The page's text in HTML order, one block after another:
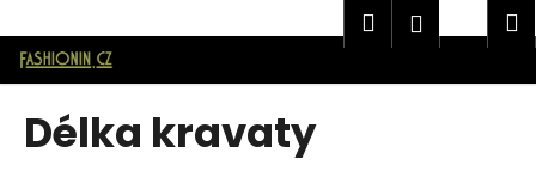
Značková pánská móda AVANTGARD v E-shopu Fashionin.cz
Přejít
na
Hledat
Délka kravaty
o
š Zpět
Zpět
C